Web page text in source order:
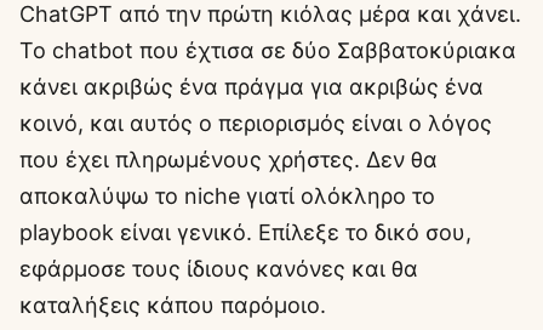
ChatGPT από την πρώτη κιόλας μέρα και χάνει.
Το chatbot που έχτισα σε δύο Σαββατοκύριακα
κάνει ακριβώς ένα πράγμα για ακριβώς ένα
κοινό, και αυτός ο περιορισμός είναι ο λόγος
που έχει πληρωμένους χρήστες. Δεν θα
αποκαλύψω το niche γιατί ολόκληρο το
playbook είναι γενικό. Επίλεξε το δικό σου,
εφάρμοσε τους ίδιους κανόνες και θα
καταλήξεις κάπου παρόμοιο.